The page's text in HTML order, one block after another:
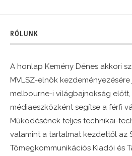
RÓLUNK
A honlap Kemény Dénes akkori
MVLSZ-elnök
melbourne-i világbajnokság
médiaeszközként segítse a férfi
Működésének teljes technikai-
valamint a tartalmat kezdettől az
Tömegkommunikációs Kiadói és